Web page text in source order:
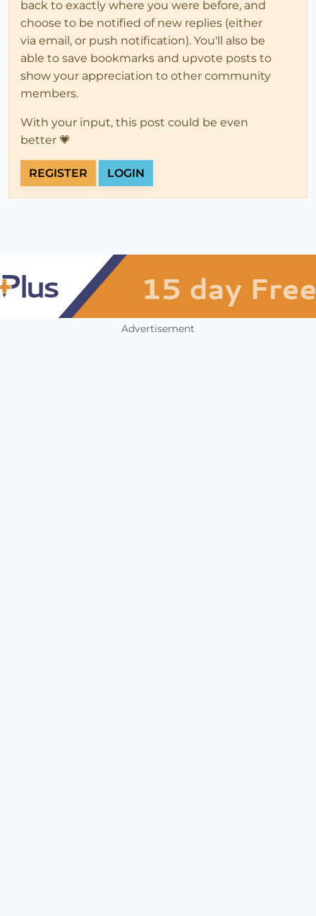
back to exactly where you were before, and
choose to be notified of new replies (either
via email, or push notification). You'll also be
able to save bookmarks and upvote posts to
show your appreciation to other community
members.
With your input, this post could be even
better 💗
REGISTER LOGIN
Advertisement